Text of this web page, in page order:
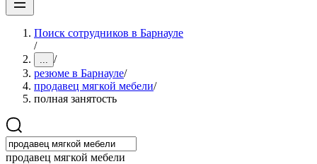
Поиск сотрудников в Барнауле
/
... /
резюме в Барнауле/
продавец мягкой мебели/
полная занятость
продавец мягкой мебели